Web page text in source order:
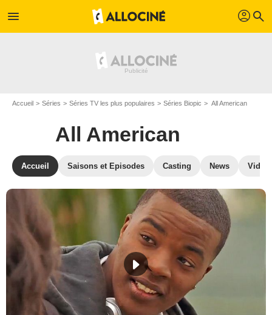
menu profil search
Accueil Séries Séries TV les plus populaires Séries Biopic All American
All American
Accueil Saisons et Episodes Casting News